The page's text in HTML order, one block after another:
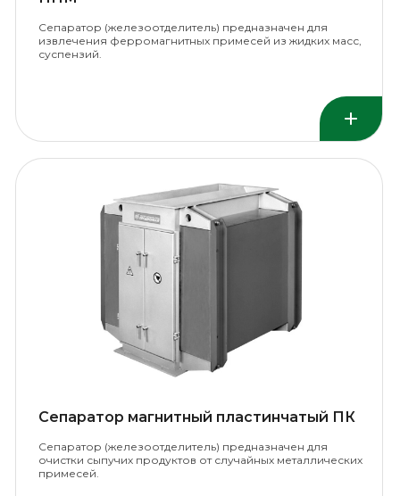
Сепаратор (железоотделитель) предназначен для
извлечения ферромагнитных примесей из жидких масс,
суспензий.
Сепаратор магнитный пластинчатый ПК
Сепаратор (железоотделитель) предназначен для
очистки сыпучих продуктов от случайных металлических
примесей.